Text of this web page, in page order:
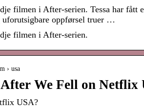
filmen i After-serien. Tessa har fått
uforutsigbare oppførsel truer …
filmen i After-serien.
› usa
We Fell on Netflix
USA?